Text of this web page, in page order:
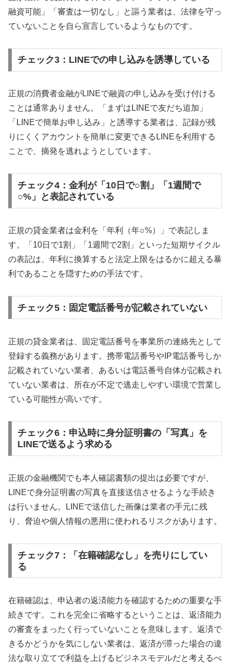
融資可能」「審査は一切なし」と謳う業者は、法律を守っ
ていないことを自ら宣言しているようなものです。
チェック3：LINEでの申し込みを誘導している
正規の消費者金融がLINEで融資の申し込みを受け付ける
ことは通常ありません。「まずはLINEで友だち追加」
「LINEで簡単お申し込み」と誘導する業者は、記録が残
りにくくアカウントを簡単に変更できるLINEを利用する
ことで、摘発を逃れようとしています。
チェック4：金利が「10日で○割」「1週間で
○%」と表記されている
正規の貸金業者は金利を「年利（年○%）」で表記しま
す。「10日で1割」「1週間で2割」といった短期サイクル
の表記は、年利に換算すると法定上限をはるかに超える暴
利であることを隠すための手法です。
チェック5：固定電話番号が記載されていない
正規の貸金業者は、固定電話番号を事業所の連絡先として
登録する義務があります。携帯電話番号やIP電話番号しか
記載されていない業者、あるいは電話番号自体が記載され
ていない業者は、所在が不定で逃走しやすい環境で営業し
ている可能性が高いです。
チェック6：申込時に身分証明書の「写真」を
LINEで送るよう求める
正規の金融機関でも本人確認書類の提出は必要ですが、
LINEで身分証明書の写真を直接送信させるような手続き
は行いません。LINEで送信した画像は業者の手元に残
り、脅迫や個人情報の悪用に使われるリスクがあります。
チェック7：「在籍確認なし」を売りにしてい
る
在籍確認は、申込者の返済能力を確認するための重要な手
続きです。これを完全に省略するということは、返済能力
の審査をまったく行っていないことを意味します。返済で
きるかどうかを気にしない業者は、返済が滞った場合の違
法な取り立てで利益を上げるビジネスモデルだと考えるべ